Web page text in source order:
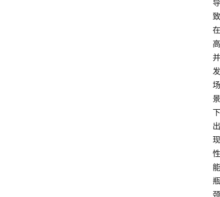
导
致
在
高
并
发
场
景
下
出
现
性
能
瓶
颈